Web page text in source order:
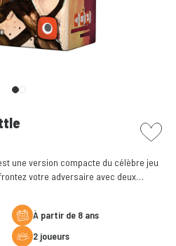
picto
une version compacte du célèbre jeu
votre adversaire avec deux
de jeu en néoprène inclus pour
à partir de 8 ans
2 joueurs